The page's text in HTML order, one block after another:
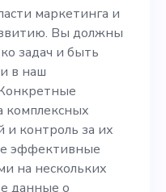
маркетинга и
Вы должны
задач и быть
в наш
комплексных
и контроль за их
эффективные
на нескольких
данные о